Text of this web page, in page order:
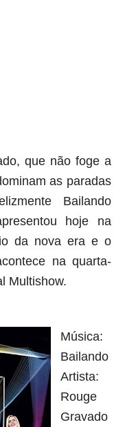
que não foge a
as paradas
Bailando
hoje na
da nova era e o
na quarta-
Multishow.
Música:
Bailando
Artista:
Rouge
Gravado